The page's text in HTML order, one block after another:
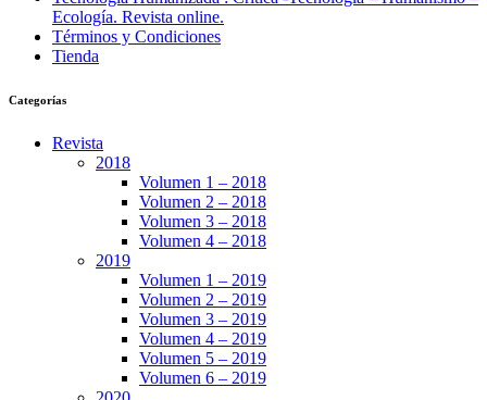
Ecología. Revista online.
Términos y Condiciones
Tienda
Categorías
Revista
2018
Volumen 1 – 2018
Volumen 2 – 2018
Volumen 3 – 2018
Volumen 4 – 2018
2019
Volumen 1 – 2019
Volumen 2 – 2019
Volumen 3 – 2019
Volumen 4 – 2019
Volumen 5 – 2019
Volumen 6 – 2019